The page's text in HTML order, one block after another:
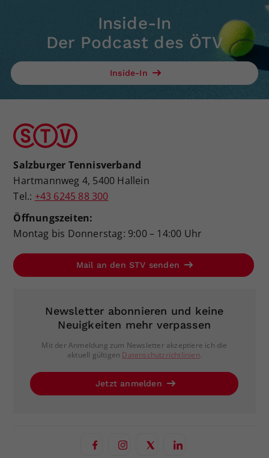
Inside-In
Der Podcast des ÖTV
Inside-In
Salzburger Tennisverband
Hartmannweg 4, 5400 Hallein
Tel.: +43 6245 88 300
Öffnungszeiten:
Montag bis Donnerstag: 9:00 – 14:00 Uhr
Mail an den STV senden
Newsletter abonnieren und keine
Neuigkeiten mehr verpassen
Mit der Anmeldung zum Newsletter akzeptiere ich die
aktuell gültigen Datenschutzrichtlinien.
Jetzt anmelden